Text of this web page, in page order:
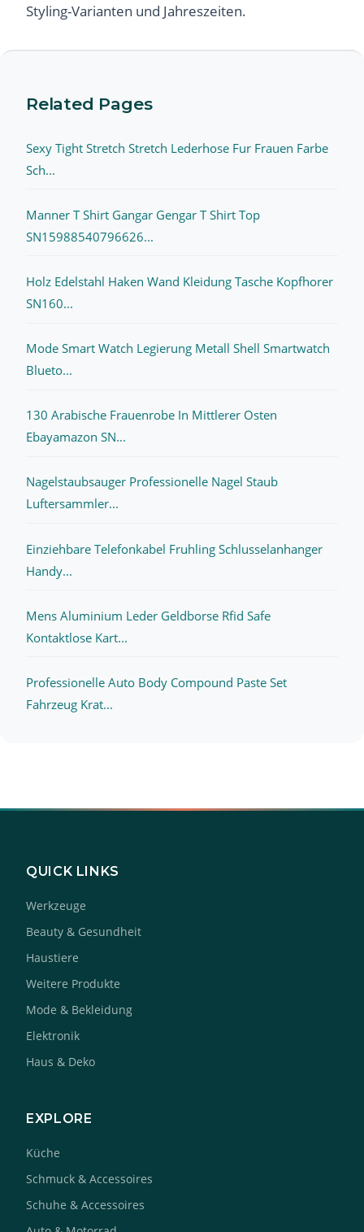
Styling-Varianten und Jahreszeiten.
Related Pages
Sexy Tight Stretch Stretch Lederhose Fur Frauen Farbe
Sch...
Manner T Shirt Gangar Gengar T Shirt Top
SN15988540796626...
Holz Edelstahl Haken Wand Kleidung Tasche Kopfhorer
SN160...
Mode Smart Watch Legierung Metall Shell Smartwatch
Blueto...
130 Arabische Frauenrobe In Mittlerer Osten
Ebayamazon SN...
Nagelstaubsauger Professionelle Nagel Staub
Luftersammler...
Einziehbare Telefonkabel Fruhling Schlusselanhanger
Handy...
Mens Aluminium Leder Geldborse Rfid Safe
Kontaktlose Kart...
Professionelle Auto Body Compound Paste Set
Fahrzeug Krat...
QUICK LINKS
Werkzeuge
Beauty & Gesundheit
Haustiere
Weitere Produkte
Mode & Bekleidung
Elektronik
Haus & Deko
EXPLORE
Küche
Schmuck & Accessoires
Schuhe & Accessoires